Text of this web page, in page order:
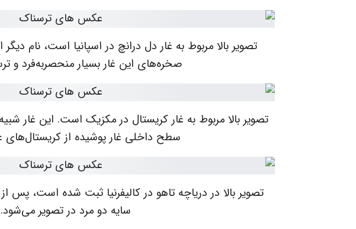
تصویر بالا مربوط به غار دل درانچ در اسپانیا است، نام
صخره‌های این غار بسیار منحصربه‌فرد و
تصویر بالا مربوط به غار کریستال در مکزیک است. این غار
سطح داخلی غار پوشیده از
تصویر بالا در دریاچه تاهو در کالیفرنیا ثبت شده است،
سایه دو مرد در تصویر می‌شود.